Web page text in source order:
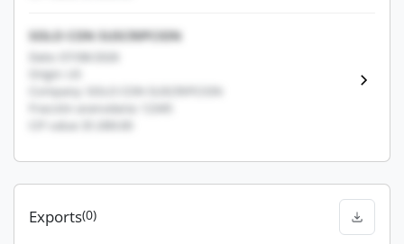
SOLO CON SUSCRIPCION
Date: 07/08/2026
Origin: US
Company: SOLO CON SUSCRIPCION
Fracción arancelaria: 12345
CIF value: $1,000.00
Exports(0)